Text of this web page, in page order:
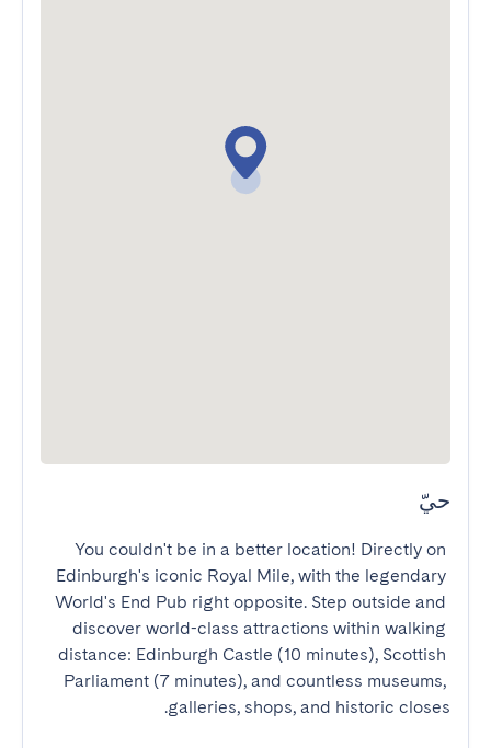
حيّ
You couldn't be in a better location! Directly on
Edinburgh's iconic Royal Mile, with the legendary
World's End Pub right opposite. Step outside and
discover world-class attractions within walking
distance: Edinburgh Castle (10 minutes), Scottish
Parliament (7 minutes), and countless museums,